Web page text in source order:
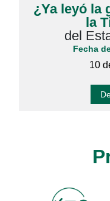
¿Ya leyó la
la
del
Fecha
10